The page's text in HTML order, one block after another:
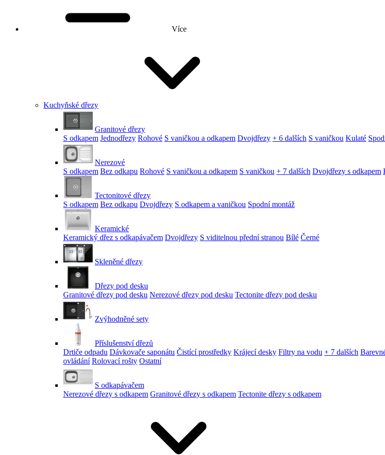
Více
Kuchyňské dřezy
Granitové dřezy
S odkapem Jednodřezy Rohové S vaničkou a odkapem Dvojdřezy + 6 dalších S vaničkou Kulaté
Nerezové
S odkapem Bez odkapu Rohové S vaničkou a odkapem S vaničkou + 7 dalších Dvojdřezy s odkapem
Tectonitové dřezy
S odkapem Bez odkapu Dvojdřezy S odkapem a vaničkou Spodní montáž
Keramické
Keramický dřez s odkapávačem Dvojdřezy S viditelnou přední stranou Bílé Černé
Skleněné dřezy
Dřezy pod desku
Granitové dřezy pod desku Nerezové dřezy pod desku Tectonite dřezy pod desku
Zvýhodněné sety
Příslušenství dřezů
Drtiče odpadu Dávkovače saponátu Čistící prostředky Krájecí desky Filtry na vodu + 7 dalších
ovládání Rolovací rošty Ostatní
S odkapávačem
Nerezové dřezy s odkapem Granitové dřezy s odkapem Tectonite dřezy s odkapem